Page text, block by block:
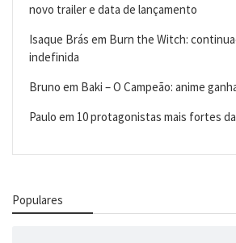
novo trailer e data de lançamento
Isaque Brás em Burn the Witch:
indefinida
Bruno em Baki – O Campeão: anime
Paulo em 10 protagonistas mais fortes
Populares